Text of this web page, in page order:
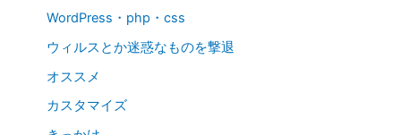
WordPress・php・css
ウィルスとか迷惑なものを撃退
オススメ
カスタマイズ